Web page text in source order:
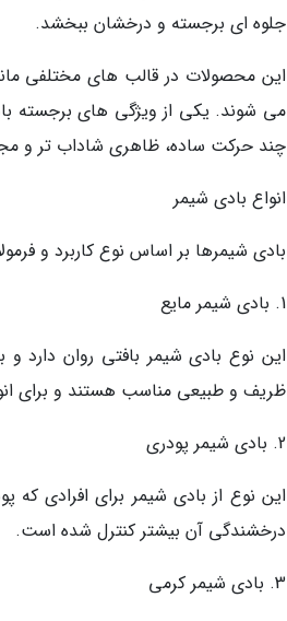
جلوه ای برجسته و درخشان ببخشد.
این محصولات در قالب های مختلفی
می شوند. یکی از ویژگی های برجسته
چند حرکت ساده، ظاهری شاداب تر و
انواع بادی شیمر
بادی شیمرها بر اساس نوع کاربرد و
1. بادی شیمر مایع
این نوع بادی شیمر بافتی روان
ظریف و طبیعی مناسب هستند و برای
2. بادی شیمر پودری
این نوع از بادی شیمر برای افرادی
درخشندگی آن بیشتر کنترل شده است.
3. بادی شیمر کرمی